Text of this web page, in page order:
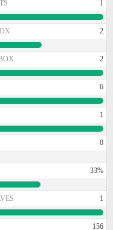
1
2
2
6
1
0
33%
1
156